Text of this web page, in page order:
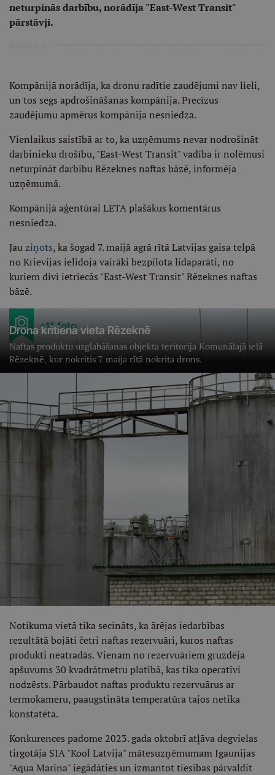
neturpinās darbību, norādīja "East-West Transit"
pārstāvji.
Kompānijā norādīja, ka dronu radītie zaudējumi nav lieli,
un tos segs apdrošināšanas kompānija. Precīzus
zaudējumu apmērus kompānija nesniedza.
Vienlaikus saistībā ar to, ka uzņēmums nevar nodrošināt
darbinieku drošību, "East-West Transit" vadība ir nolēmusi
neturpināt darbību Rēzeknes naftas bāzē, informēja
uzņēmumā.
Kompānijā aģentūrai LETA plašākus komentārus
nesniedza.
Jauziņots, ka šogad 7. maijā agrā rītā Latvijas gaisa telpā
no Krievijas ielidoja vairāki bezpilota lidaparāti, no
kuriem divi ietriecās "East-West Transit" Rēzeknes naftas
bāzē.
+11 foto
Drona kritiena vieta Rēzeknē
Naftas produktu uzglabāšanas objekta teritorija Komunālajā ielā
Rēzeknē, kur nokritis 7. maija rītā nokrita drons.
Notikuma vietā tika secināts, ka ārējas iedarbības
rezultātā bojāti četri naftas rezervuāri, kuros naftas
produkti neatradās. Vienam no rezervuāriem gruzdēja
apšuvums 30 kvadrātmetru platībā, kas tika operatīvi
nodzēsts. Pārbaudot naftas produktu rezervuārus ar
termokameru, paaugstināta temperatūra tajos netika
konstatēta.
Konkurences padome 2023. gada oktobrī atļāva degvielas
tirgotāja SIA "Kool Latvija" mātesuzņēmumam Igaunijas
"Aqua Marina" iegādāties un izmantot tiesības pārvaldīt